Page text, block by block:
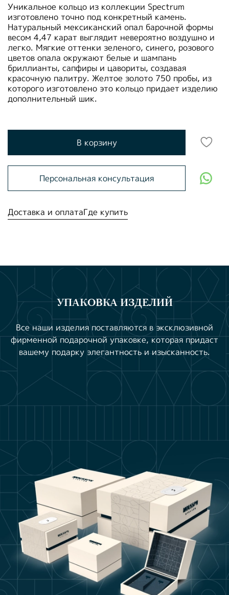
Уникальное кольцо из коллекции Spectrum
изготовлено точно под конкретный камень.
Натуральный мексиканский опал барочной формы
весом 4,47 карат выглядит невероятно воздушно и
легко. Мягкие оттенки зеленого, синего, розового
цветов опала окружают белые и шампань
бриллианты, сапфиры и цавориты, создавая
красочную палитру. Желтое золото 750 пробы, из
которого изготовлено это кольцо придает изделию
дополнительный шик.
В корзину
Персональная консультация
Доставка и оплатаГде купить
УПАКОВКА ИЗДЕЛИЙ
Все наши изделия поставляются в эксклюзивной
фирменной подарочной упаковке, которая придаст
вашему подарку элегантность и изысканность.